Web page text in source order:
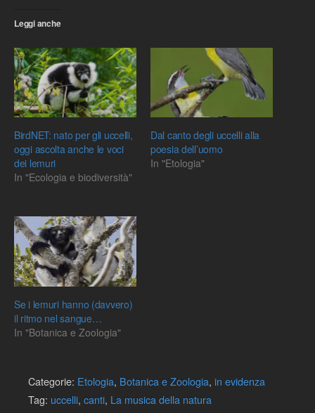
Leggi anche
BirdNET: nato per gli uccelli,
oggi ascolta anche le voci
dei lemuri
In "Ecologia e biodiversità"
Dal canto degli uccelli alla
poesia dell’uomo
In "Etologia"
Se i lemuri hanno (davvero)
il ritmo nel sangue…
In "Botanica e Zoologia"
Categorie: Etologia, Botanica e Zoologia, in evidenza
Tag: uccelli, canti, La musica della natura